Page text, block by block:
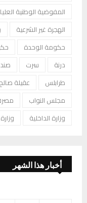
المفوضية الوطنية العليا
الهجرة غير الشرعية
حكومة الوحدة
درنة
سرت
طرابلس
عقيلة صالح
مجلس النواب
وزارة الداخلية
أخبار هذا الشهر